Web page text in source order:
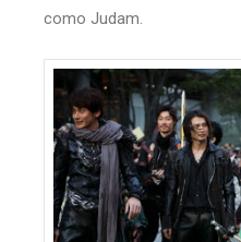
como Judam.